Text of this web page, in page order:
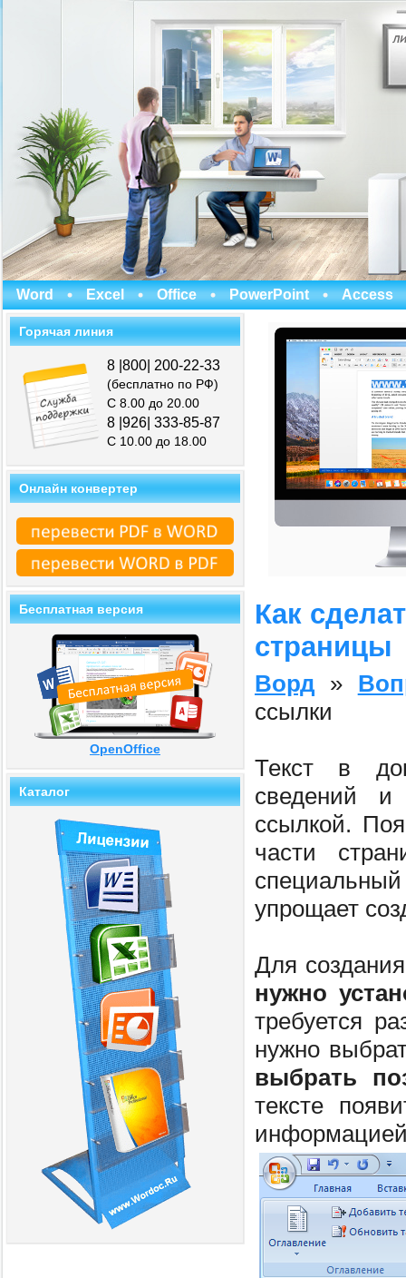
Word Excel Office PowerPoint Access
Горячая линия
8 |800| 200-22-33
(бесплатно по РФ)
С 8.00 до 20.00
8 |926| 333-85-87
С 10.00 до 18.00
Онлайн конвертер
Бесплатная версия
OpenOffice
Каталог
Как
страницы
Ворд »
ссылки
Текст в
сведений и
ссылкой.
части
упрощает
Для
нужно
требуется
нужно
выбрать
тексте